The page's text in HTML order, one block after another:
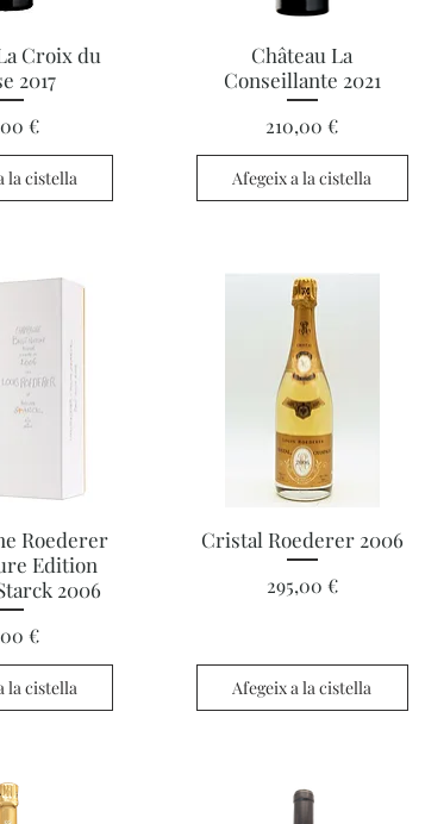
ràpida
Croix du
2017
€
la cistella
Visualització ràpida
Château La
Conseillante 2021
Preu
210,00 €
Afegeix a la cistella
ràpida
Roederer
Edition
2006
€
la cistella
Visualització ràpida
Cristal Roederer 2006
Preu
295,00 €
Afegeix a la cistella